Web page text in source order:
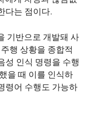
다는 점이다.
기반으로 개발돼 사
행 상황을 종합적
성 인식 명령을 수행
을 때 이를 인식하
령어 수행도 가능하